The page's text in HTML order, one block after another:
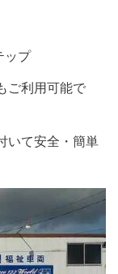
ップ
ご利用可能で
いて安全・簡単